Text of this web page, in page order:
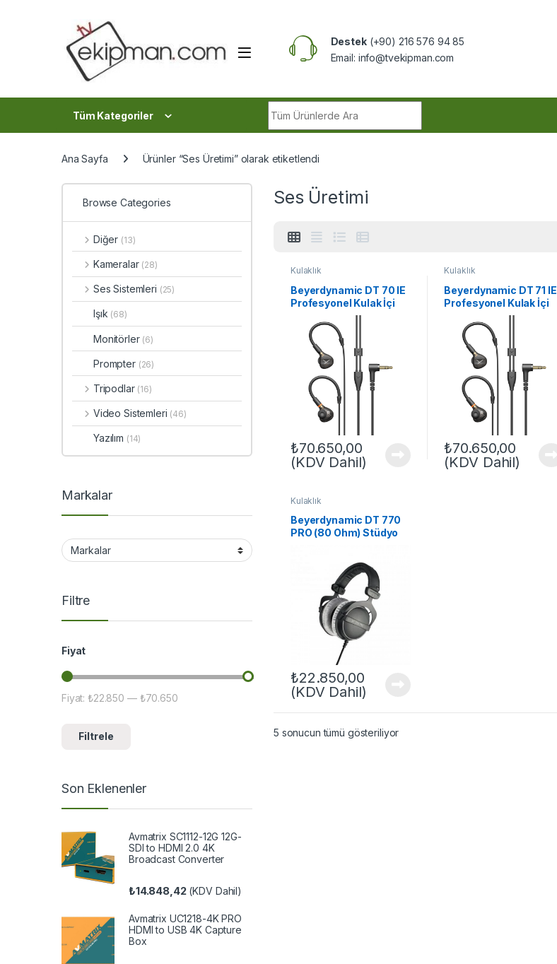
Destek(+90) 216 576 94 85
Email: info@tvekipman.com
Tüm Kategoriler
Ana Sayfa Ürünler “Ses Üretimi” olarak etiketlendi
Ses Üretimi
Kulaklık
Beyerdynamic DT 70 IE
Profesyonel Kulak İçi
₺70.650,00
(KDV Dahil)
Kulaklık
Beyerdynamic DT 71 IE
Profesyonel Kulak İçi
₺70.650,00
(KDV Dahil)
Kulaklık
Beyerdynamic DT 770
PRO (80 Ohm) Stüdyo
₺22.850,00
(KDV Dahil)
5 sonucun tümü gösteriliyor
Browse Categories
Diğer (13)
Kameralar (28)
Ses Sistemleri (25)
Işık (68)
Monitörler (6)
Prompter (26)
Tripodlar (16)
Video Sistemleri (46)
Yazılım (14)
Markalar
Filtre
Fiyat
En düşük fiyat
En yüksek fiyat
Filtrele
Fiyat:₺22.850 — ₺70.650
Son Eklenenler
Avmatrix SC1112-12G 12G-
SDI to HDMI 2.0 4K
Broadcast Converter
₺14.848,42(KDV Dahil)
Avmatrix UC1218-4K PRO
HDMI to USB 4K Capture
Box